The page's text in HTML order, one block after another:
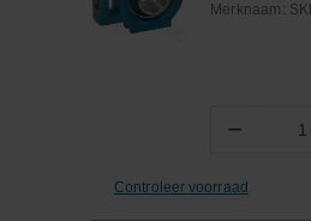
Merknaam:
− Aantal
Controleer voorraad